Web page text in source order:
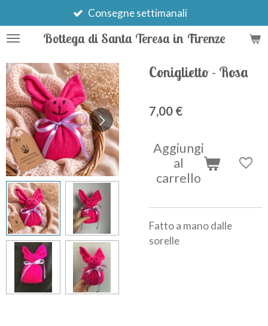
al
contenutoBottega di Santa Teresa in Firenze
Consegne settimanali
Coniglietto - Rosa
7,00 €
Aggiungi
al
carrello
Fatto a mano dalle
sorelle